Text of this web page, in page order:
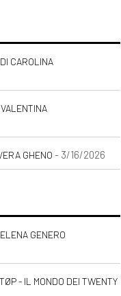
CAROLINA
GHENO - 3/16/2026
GENERO
- IL MONDO DEI TWENTY